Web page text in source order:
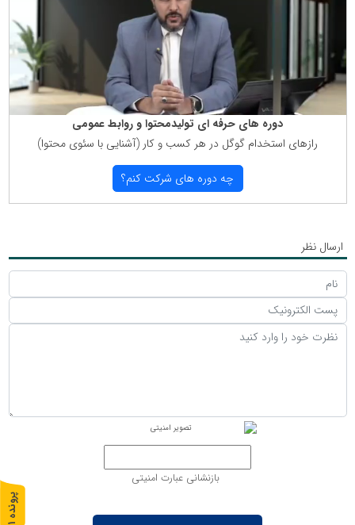
دوره های حرفه ای تولیدمحتوا و روابط عمومی
رازهای استخدام گوگل در هر كسب و كار (آشنایی با سئوی محتوا)
چه دوره های شركت كنم؟
ارسال نظر
بازنشانی عبارت امنیتی
پ
ر
و
ن
د
ه
1